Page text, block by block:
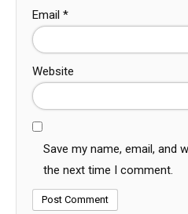
Email *
Website
Save my name, email, and
the next time I comment.